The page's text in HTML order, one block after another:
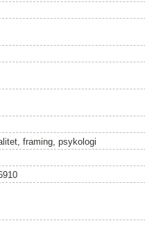
framing, psykologi